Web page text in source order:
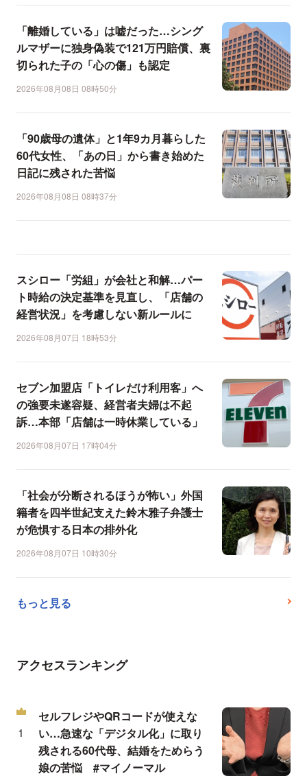
「離婚している」は嘘だった…シング
ルマザーに独身偽装で121万円賠償、裏
切られた子の「心の傷」も認定
2026年08月08日 08時50分
「90歳母の遺体」と1年9カ月暮らした
60代女性、「あの日」から書き始めた
日記に残された苦悩
2026年08月08日 08時37分
スシロー「労組」が会社と和解…パー
ト時給の決定基準を見直し、「店舗の
経営状況」を考慮しない新ルールに
2026年08月07日 18時53分
セブン加盟店「トイレだけ利用客」へ
の強要未遂容疑、経営者夫婦は不起
訴…本部「店舗は一時休業している」
2026年08月07日 17時04分
「社会が分断されるほうが怖い」外国
籍者を四半世紀支えた鈴木雅子弁護士
が危惧する日本の排外化
2026年08月07日 10時30分
もっと見る
アクセスランキング
セルフレジやQRコードが使えな
い…急速な「デジタル化」に取り
残される60代母、結婚をためらう
娘の苦悩 #マイノーマル